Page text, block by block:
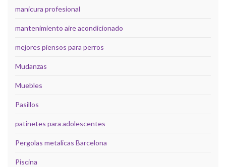
manicura profesional
mantenimiento aire acondicionado
mejores piensos para perros
Mudanzas
Muebles
Pasillos
patinetes para adolescentes
Pergolas metalicas Barcelona
Piscina